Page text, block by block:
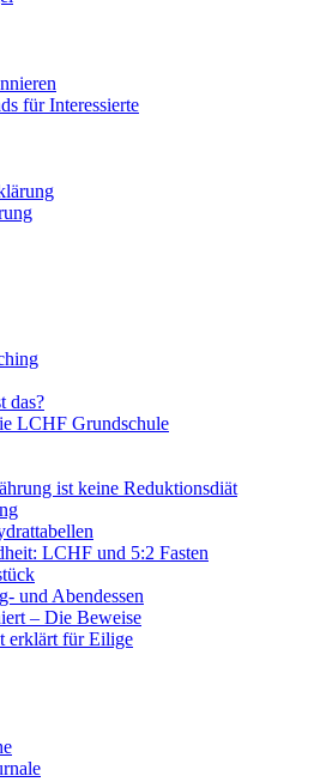
für Interessierte
das?
LCHF Grundschule
ist keine Reduktionsdiät
LCHF und 5:2 Fasten
und Abendessen
– Die Beweise
erklärt für Eilige